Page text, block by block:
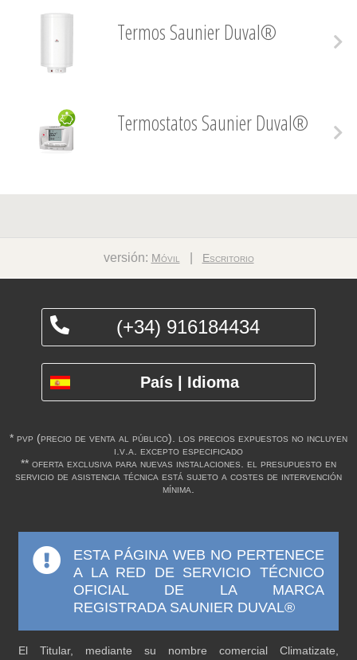
Termos Saunier Duval®
Termostatos Saunier Duval®
versión: Móvil Escritorio
(+34) 916184434
País | Idioma
* pvp (precio de venta al público). los precios expuestos no incluyen
i.v.a. excepto especificado
** oferta exclusiva para nuevas instalaciones. el presupuesto en
servicio de asistencia técnica está sujeto a costes de intervención
mínima.
ESTA PÁGINA WEB NO PERTENECE
A LA RED DE SERVICIO TÉCNICO
OFICIAL DE LA MARCA
REGISTRADA SAUNIER DUVAL®
El Titular, mediante su nombre comercial Climatizate,